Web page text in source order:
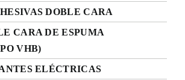
DOBLE CARA
CARA DE ESPUMA
VHB)
ELÉCTRICAS